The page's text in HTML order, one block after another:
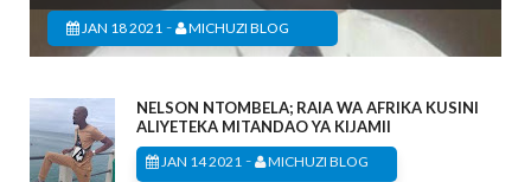
JAN 18 2021 - MICHUZI BLOG
NELSON NTOMBELA; RAIA WA AFRIKA KUSINI
ALIYETEKA MITANDAO YA KIJAMII
JAN 14 2021 - MICHUZI BLOG